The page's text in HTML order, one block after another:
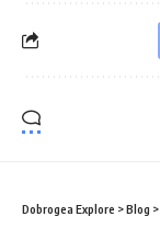
Dobrogea Explore >Blog >